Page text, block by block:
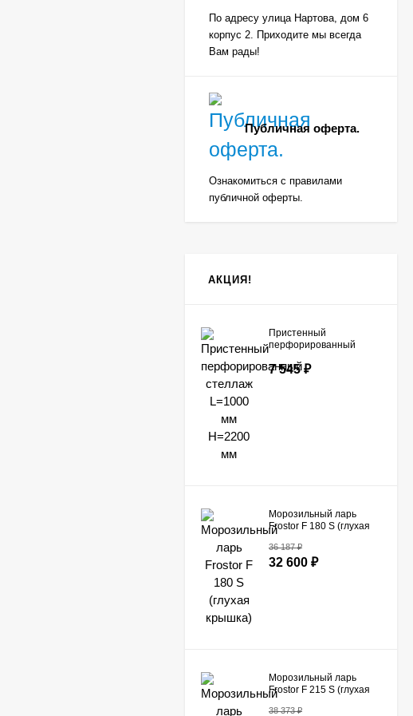
По адресу улица Нартова, дом 6
корпус 2. Приходите мы всегда
Вам рады!
Публичная оферта.
Ознакомиться с правилами
публичной оферты.
АКЦИЯ!
Пристенный
перфорированный
H=2200 мм
7 545₽
Морозильный ларь
Frostor F 180 S (глухая
крышка)
36 187₽
32 600 ₽
Морозильный ларь
Frostor F 215 S (глухая
крышка)
38 373₽